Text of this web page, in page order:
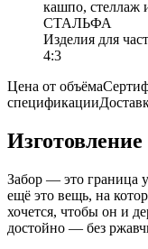
Изделия для
4:3
Цена от объёма
спецификации
Забор — это граница
ещё это вещь, на
хочется, чтобы он и
достойно — без